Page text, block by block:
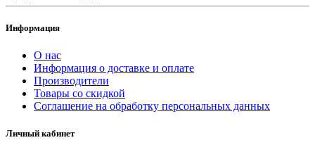
Информация
О нас
Информация о доставке и оплате
Производители
Товары со скидкой
Соглашение на обработку персональных данных
Личный кабинет